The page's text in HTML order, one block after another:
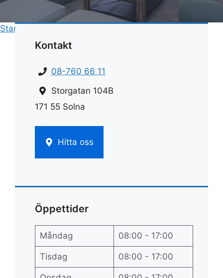
Start
Kontakt
08-760 66 11
Storgatan 104B
171 55 Solna
Hitta oss
Öppettider
Måndag 08:00 - 17:00
Tisdag 08:00 - 17:00